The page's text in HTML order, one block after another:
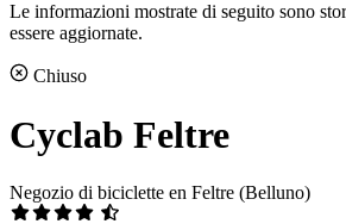
Le informazioni mostrate di seguito sono
essere aggiornate.
Chiuso
Cyclab Feltre
Negozio di biciclette en Feltre (Belluno)